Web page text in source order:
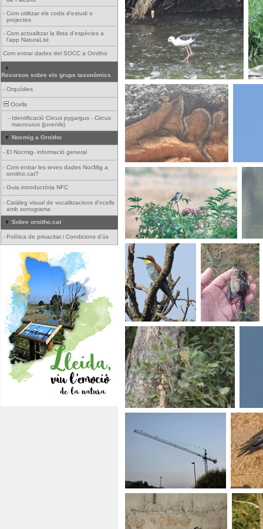
- Com utilitzar els codis d'estudi o
projectes
- Com actualitzar la llista d'espècies a
l'app NaturaList
Com entrar dades del SOCC a Ornitho
Recursos sobre els grups taxonòmics
- Orquídies
Ocells
- Identificació Circus pygargus - Circus
macrourus (juvenils)
Nocmig a Ornitho
- El Nocmig- informació general
- Com entrar les teves dades NocMig a
ornitho.cat?
- Guia introductòria NFC
- Catàleg visual de vocalitzacions d'ocells
amb sonograma
Sobre ornitho.cat
- Política de privacitat i Condicions d'ús